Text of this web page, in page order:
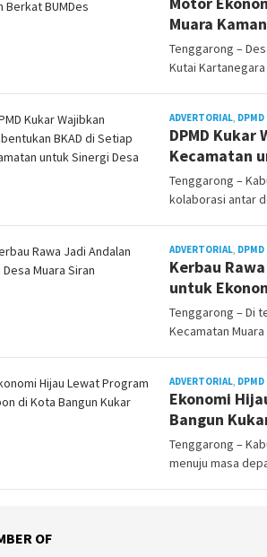
Muara Kaman
Tenggarong –
Kutai
ADVERTORIAL, DPMD
DPMD Kukar
Kecamatan
Tenggarong –
kolaborasi antar
ADVERTORIAL, DPMD
Kerbau
untuk
Tenggarong – Di
Kecamatan
ADVERTORIAL, DPMD
Ekonomi
Bangun
Tenggarong –
menuju masa
OF